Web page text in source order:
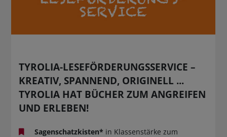
TYROLIA-LESEFÖRDERUNGSSERVICE –
KREATIV, SPANNEND, ORIGINELL ...
TYROLIA HAT BÜCHER ZUM ANGREIFEN
UND ERLEBEN!
Sagenschatzkisten* in Klassenstärke zum